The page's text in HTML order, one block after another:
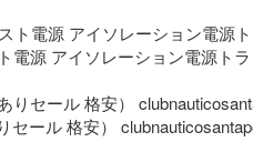
電源 アイソレーション電源ト
セール 格安）